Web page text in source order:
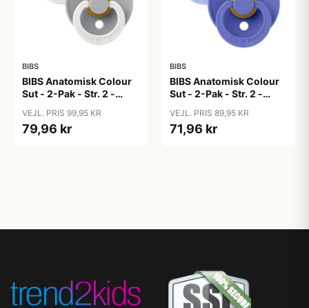
BIBS
BIBS Anatomisk Colour
Sut - 2-Pak - Str. 2 -
Sage/Cloud
VEJL. PRIS 99,95 KR
79,96 kr
BIBS
BIBS Anatomisk Colour
Sut - 2-Pak - Str. 2 -
Hush/Grape
VEJL. PRIS 89,95 KR
71,96 kr